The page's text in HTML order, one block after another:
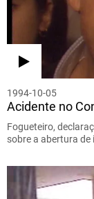
1994-10-05
Acidente no
Fogueteiro,
sobre a abertura